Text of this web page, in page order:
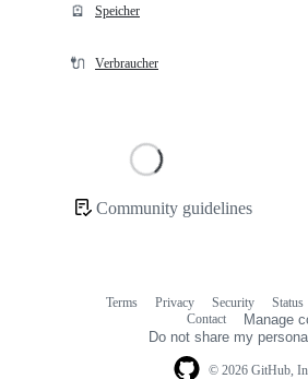
🪫 Speicher
🔌 Verbraucher
Community guidelines
© 2026 GitHub,
Terms Privacy Security Status
Contact
Manage
Do not share my